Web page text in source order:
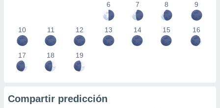
6
7 8 9
10 11 12 13 14 15 16
17 18 19
Compartir predicción